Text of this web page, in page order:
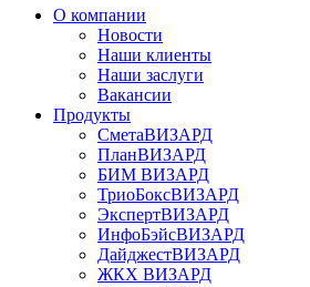
О компании
Новости
Наши клиенты
Наши заслуги
Вакансии
Продукты
СметаВИЗАРД
ПланВИЗАРД
БИМ ВИЗАРД
ТриоБоксВИЗАРД
ЭкспертВИЗАРД
ИнфоБэйсВИЗАРД
ДайджестВИЗАРД
ЖКХ ВИЗАРД